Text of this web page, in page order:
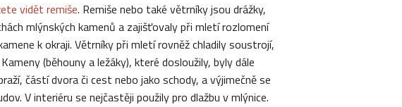
vidět remiše. Remiše nebo také větrníky jsou drážky,
mlýnských kamenů a zajišťovaly při mletí rozlomení
k okraji. Větrníky při mletí rovněž chladily soustrojí,
(běhouny a ležáky), které dosloužily, byly dále
částí dvora či cest nebo jako schody, a výjimečně se
V interiéru se nejčastěji použily pro dlažbu v mlýnice.